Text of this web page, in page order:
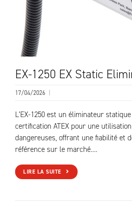
EX-1250 EX Static
17/04/2026
L’EX-1250 est un éliminateur
certification ATEX pour une
dangereuses, offrant une fiabilité et
référence sur le marché….
LIRE LA SUITE